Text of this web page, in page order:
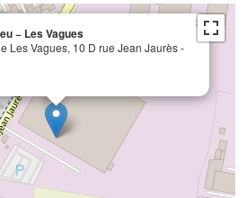
− Les Vagues
Les Vagues, 10 D rue Jean Jaurès -
×